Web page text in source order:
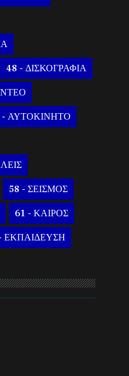
48 - ΔΙΣΚΟΓΡΑΦΙΑ
- ΑΥΤΟΚΙΝΗΤΟ
58 - ΣΕΙΣΜΟΣ
61 - ΚΑΙΡΟΣ
ΕΚΠΑΙΔΕΥΣΗ